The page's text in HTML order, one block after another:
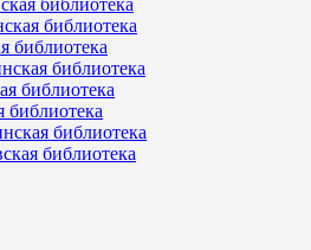
библиотека
библиотека
библиотека
библиотека
библиотека
библиотека
библиотека